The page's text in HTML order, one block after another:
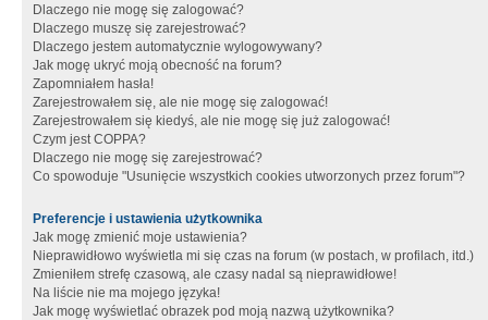
Dlaczego nie mogę się zalogować?
Dlaczego muszę się zarejestrować?
Dlaczego jestem automatycznie wylogowywany?
Jak mogę ukryć moją obecność na forum?
Zapomniałem hasła!
Zarejestrowałem się, ale nie mogę się zalogować!
Zarejestrowałem się kiedyś, ale nie mogę się już zalogować!
Czym jest COPPA?
Dlaczego nie mogę się zarejestrować?
Co spowoduje "Usunięcie wszystkich cookies utworzonych przez forum"?
Preferencje i ustawienia użytkownika
Jak mogę zmienić moje ustawienia?
Nieprawidłowo wyświetla mi się czas na forum (w postach, w profilach, itd.)
Zmieniłem strefę czasową, ale czasy nadal są nieprawidłowe!
Na liście nie ma mojego języka!
Jak mogę wyświetlać obrazek pod moją nazwą użytkownika?